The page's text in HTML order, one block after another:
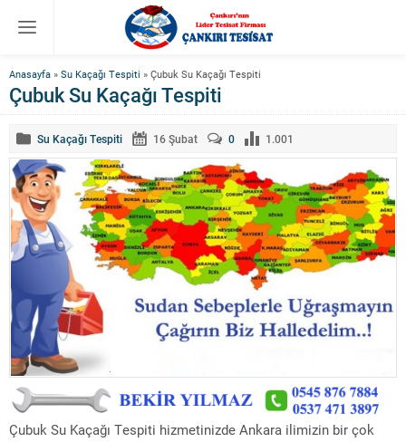
Anasayfa » Su Kaçağı Tespiti » Çubuk Su Kaçağı Tespiti
Çubuk Su Kaçağı Tespiti
Su Kaçağı Tespiti 16 Şubat 0 1.001
Çubuk Su Kaçağı Tespiti hizmetinizde Ankara ilimizin bir çok